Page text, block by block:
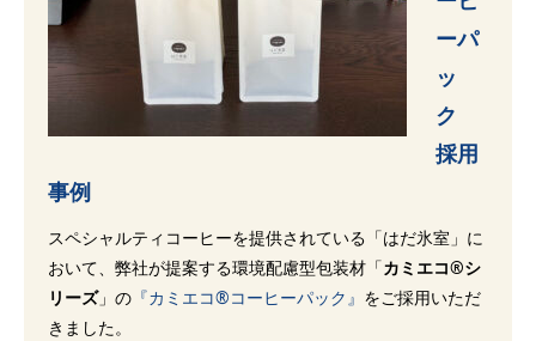
ーパ
ッ
ク
採用
事例
スペシャルティコーヒーを提供されている「はだ氷室」に
おいて、弊社が提案する環境配慮型包装材「カミエコ®シ
リーズ」の 『カミエコ®コーヒーパック』 をご採用いただ
きました。